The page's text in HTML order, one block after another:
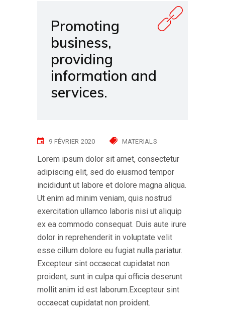
Promoting
business,
providing
information and
services.
9 FÉVRIER 2020 MATERIALS
Lorem ipsum dolor sit amet, consectetur
adipiscing elit, sed do eiusmod tempor
incididunt ut labore et dolore magna aliqua.
Ut enim ad minim veniam, quis nostrud
exercitation ullamco laboris nisi ut aliquip
ex ea commodo consequat. Duis aute irure
dolor in reprehenderit in voluptate velit
esse cillum dolore eu fugiat nulla pariatur.
Excepteur sint occaecat cupidatat non
proident, sunt in culpa qui officia deserunt
mollit anim id est laborum.Excepteur sint
occaecat cupidatat non proident.